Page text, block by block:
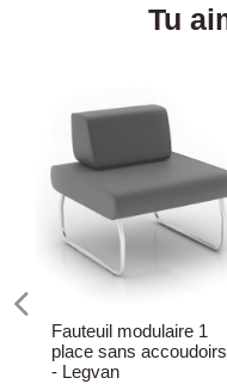
Tu
Fauteuil modulaire 1
place sans accoudoirs
- Legvan